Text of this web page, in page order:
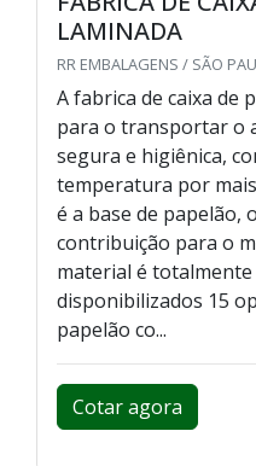
LAMINADA
RR EMBALAGENS / SÃO
A fabrica de caixa de
para o transportar o
segura e higiênica,
temperatura por
é a base de papelão,
contribuição para o
material é totalmente
disponibilizados 15
papelão co...
Cotar agora